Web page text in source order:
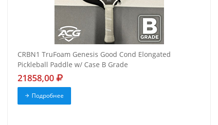
CRBN1 TruFoam Genesis Good Cond Elongated
Pickleball Paddle w/ Case B Grade
21858,00
Подробнее